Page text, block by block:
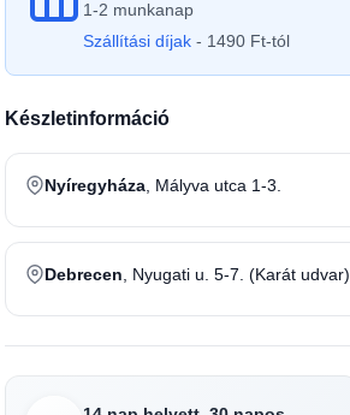
1-2 munkanap
Szállítási díjak - 1490 Ft-tól
Készletinformáció
Nyíregyháza , Mályva utca 1-3.
Debrecen , Nyugati u. 5-7. (Karát udvar)